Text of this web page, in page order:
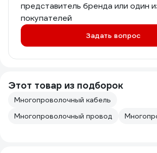
представитель бренда или один
покупателей
Задать вопрос
Этот товар из подборок
Многопроволочный кабель
Многопроволочный провод